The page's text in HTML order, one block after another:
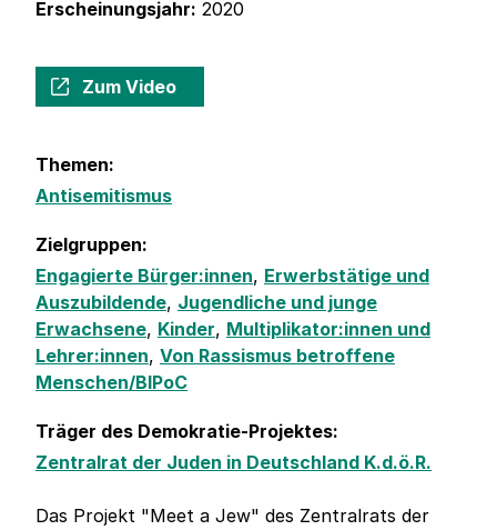
Erscheinungsjahr: 2020
Zum Video
Themen:
Antisemitismus
Zielgruppen:
Engagierte Bürger:innen, Erwerbstätige und
Auszubildende, Jugendliche und junge
Erwachsene, Kinder, Multiplikator:innen und
Lehrer:innen, Von Rassismus betroffene
Menschen/BIPoC
Träger des Demokratie-Projektes:
Zentralrat der Juden in Deutschland K.d.ö.R.
Das Projekt "Meet a Jew" des Zentralrats der